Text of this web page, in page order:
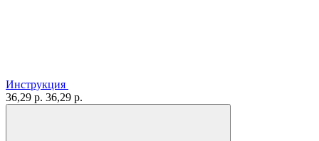
Инструкция
36,29 р. 36,29 р.